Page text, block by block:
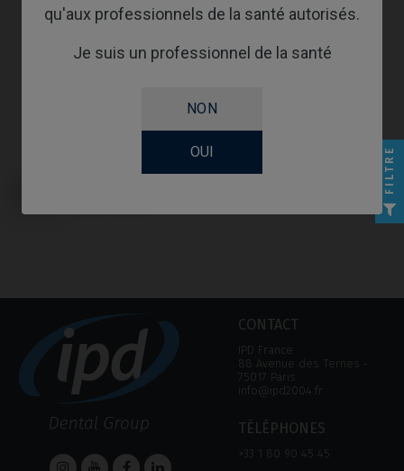
qu'aux professionnels de la santé autorisés.
Je suis un professionnel de la santé
NON
OUI
CONTACT
IPD France
88 Avenue des Ternes ‑
75017 Paris
info@ipd2004.fr
TÉLÉPHONES
+33 1 80 90 45 45
FILTRE